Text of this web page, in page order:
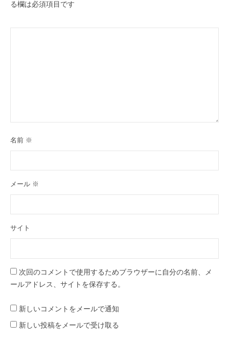
る欄は必須項目です
名前 ※
メール ※
サイト
次回のコメントで使用するためブラウザーに自分の名前、メ
ールアドレス、サイトを保存する。
新しいコメントをメールで通知
新しい投稿をメールで受け取る